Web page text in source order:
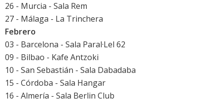
26 - Murcia - Sala Rem
27 - Málaga - La Trinchera
Febrero
03 - Barcelona - Sala Paral·Lel 62
09 - Bilbao - Kafe Antzoki
10 - San Sebastián - Sala Dabadaba
15 - Córdoba - Sala Hangar
16 - Almería - Sala Berlin Club